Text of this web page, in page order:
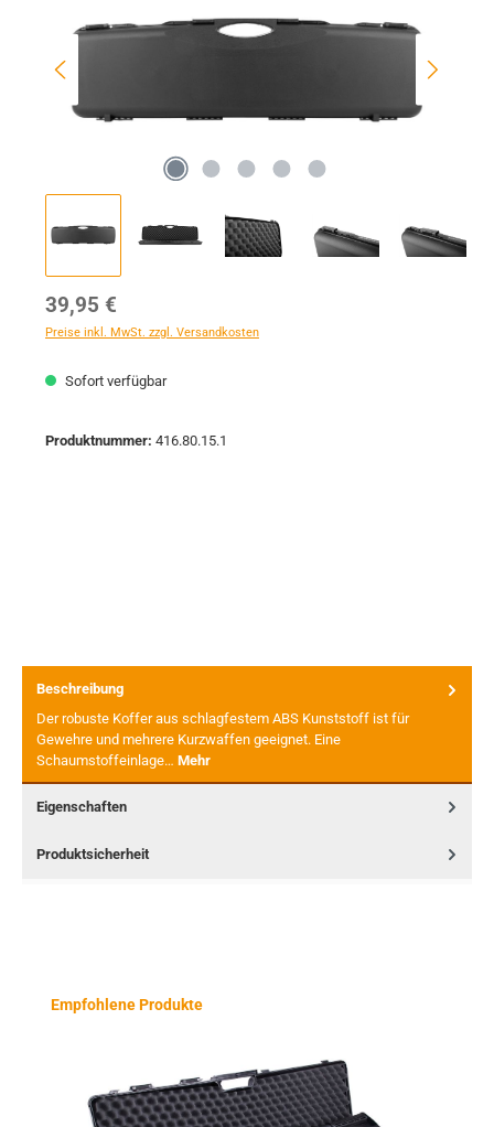
Regulärer Preis:
39,95 €
Preise inkl. MwSt. zzgl. Versandkosten
Sofort verfügbar
Produktnummer: 416.80.15.1
Beschreibung
Der robuste Koffer aus schlagfestem ABS Kunststoff ist für
Gewehre und mehrere Kurzwaffen geeignet. Eine
Schaumstoffeinlage… Mehr
Eigenschaften
Produktsicherheit
Produktgalerie überspringen
Empfohlene Produkte